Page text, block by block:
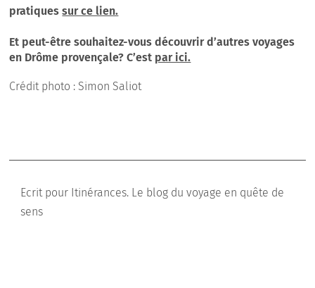
pratiquessur ce lien.
Et peut-être souhaitez-vous découvrir d’autres voyages
en Drôme provençale? C’est par ici.
Crédit photo : Simon Saliot
Ecrit pour Itinérances. Le blog du voyage en quête de
sens